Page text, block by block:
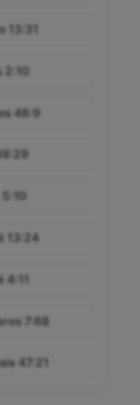
13:31
2:10
48:9
13:24
4:11
7:68
47:21